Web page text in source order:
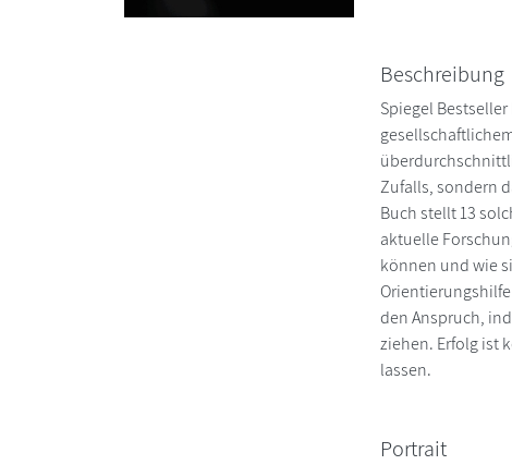
Beschreibung
Spiegel
Zufalls, sondern
Buch stellt 13
aktuelle
können und wie
den Anspruch,
ziehen. Erfolg ist
lassen.
Portrait